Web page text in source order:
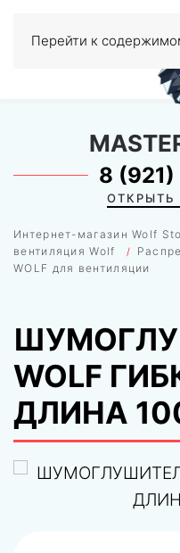
Перейти к
0
Интернет-магазин Wolf
вентиляция Wolf
WOLF для вентиляции
8
ОТКРЫТЬ
WOLF
ДЛИНА